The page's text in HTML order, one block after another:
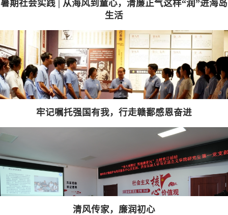
暑期社会实践 | 从海风到童心，清廉正气这样“润”进海岛
生活
牢记嘱托强国有我，行走赣鄱感恩奋进
清风传家，廉润初心